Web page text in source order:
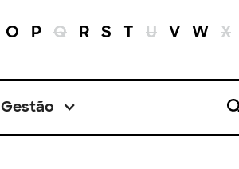
O P Q R S T U V W X
Gestão